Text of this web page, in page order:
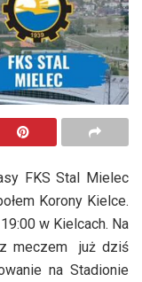
FKS Stal Mielec
Korony Kielce.
w Kielcach. Na
meczem już dziś
na Stadionie